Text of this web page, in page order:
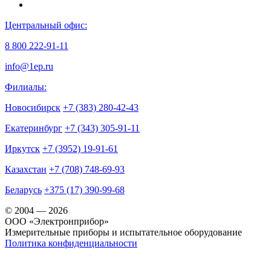
Центральный офис:
8 800 222-91-11
info@1ep.ru
Филиалы:
Новосибирск +7 (383) 280-42-43
Екатеринбург +7 (343) 305-91-11
Иркутск +7 (3952) 19-91-61
Казахстан +7 (708) 748-69-93
Беларусь +375 (17) 390-99-68
© 2004 — 2026
OOO «Электронприбор»
Измерительные приборы и испытательное оборудование
Политика конфиденциальности